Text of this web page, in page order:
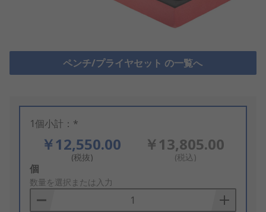
ペンチ/プライヤセット の一覧へ
1個小計：*
￥12,550.00
(税抜)
￥13,805.00
(税込)
Add
to
Basket
個
数量を選択または入力